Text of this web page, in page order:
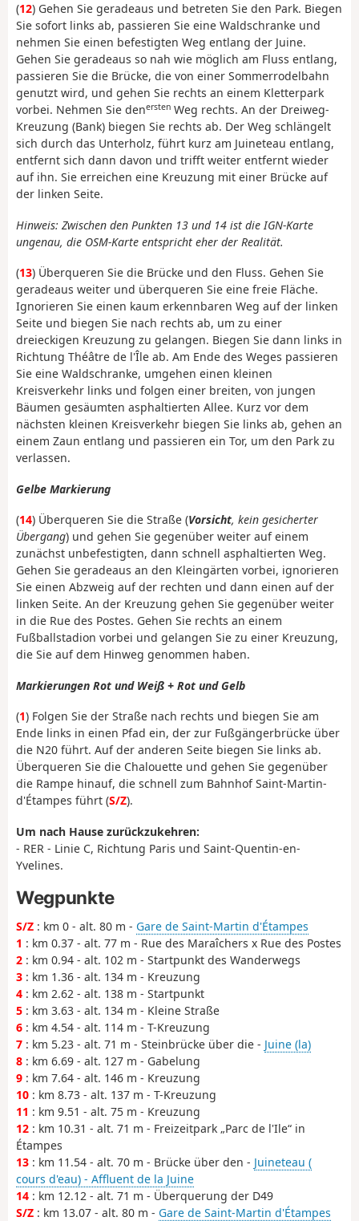
(12) Gehen Sie geradeaus und betreten Sie den Park. Biegen
Sie sofort links ab, passieren Sie eine Waldschranke und
nehmen Sie einen befestigten Weg entlang der Juine.
Gehen Sie geradeaus so nah wie möglich am Fluss entlang,
passieren Sie die Brücke, die von einer Sommerrodelbahn
genutzt wird, und gehen Sie rechts an einem Kletterpark
vorbei. Nehmen Sie denersten Weg rechts. An der Dreiweg-
Kreuzung (Bank) biegen Sie rechts ab. Der Weg schlängelt
sich durch das Unterholz, führt kurz am Juineteau entlang,
entfernt sich dann davon und trifft weiter entfernt wieder
auf ihn. Sie erreichen eine Kreuzung mit einer Brücke auf
der linken Seite.
Hinweis: Zwischen den Punkten 13 und 14 ist die IGN-Karte
ungenau, die OSM-Karte entspricht eher der Realität.
(13) Überqueren Sie die Brücke und den Fluss. Gehen Sie
geradeaus weiter und überqueren Sie eine freie Fläche.
Ignorieren Sie einen kaum erkennbaren Weg auf der linken
Seite und biegen Sie nach rechts ab, um zu einer
dreieckigen Kreuzung zu gelangen. Biegen Sie dann links in
Richtung Théâtre de l'Île ab. Am Ende des Weges passieren
Sie eine Waldschranke, umgehen einen kleinen
Kreisverkehr links und folgen einer breiten, von jungen
Bäumen gesäumten asphaltierten Allee. Kurz vor dem
nächsten kleinen Kreisverkehr biegen Sie links ab, gehen an
einem Zaun entlang und passieren ein Tor, um den Park zu
verlassen.
Gelbe Markierung
(14) Überqueren Sie die Straße (Vorsicht, kein gesicherter
Übergang) und gehen Sie gegenüber weiter auf einem
zunächst unbefestigten, dann schnell asphaltierten Weg.
Gehen Sie geradeaus an den Kleingärten vorbei, ignorieren
Sie einen Abzweig auf der rechten und dann einen auf der
linken Seite. An der Kreuzung gehen Sie gegenüber weiter
in die Rue des Postes. Gehen Sie rechts an einem
Fußballstadion vorbei und gelangen Sie zu einer Kreuzung,
die Sie auf dem Hinweg genommen haben.
Markierungen Rot und Weiß + Rot und Gelb
(1) Folgen Sie der Straße nach rechts und biegen Sie am
Ende links in einen Pfad ein, der zur Fußgängerbrücke über
die N20 führt. Auf der anderen Seite biegen Sie links ab.
Überqueren Sie die Chalouette und gehen Sie gegenüber
die Rampe hinauf, die schnell zum Bahnhof Saint-Martin-
d'Étampes führt (S/Z).
Um nach Hause zurückzukehren:
- RER - Linie C, Richtung Paris und Saint-Quentin-en-
Yvelines.
Wegpunkte
S/Z : km 0 - alt. 80 m - Gare de Saint-Martin d'Étampes
1 : km 0.37 - alt. 77 m - Rue des Maraîchers x Rue des Postes
2 : km 0.94 - alt. 102 m - Startpunkt des Wanderwegs
3 : km 1.36 - alt. 134 m - Kreuzung
4 : km 2.62 - alt. 138 m - Startpunkt
5 : km 3.63 - alt. 134 m - Kleine Straße
6 : km 4.54 - alt. 114 m - T-Kreuzung
7 : km 5.23 - alt. 71 m - Steinbrücke über die - Juine (la)
8 : km 6.69 - alt. 127 m - Gabelung
9 : km 7.64 - alt. 146 m - Kreuzung
10 : km 8.73 - alt. 137 m - T-Kreuzung
11 : km 9.51 - alt. 75 m - Kreuzung
12 : km 10.31 - alt. 71 m - Freizeitpark „Parc de l'Ile“ in
Étampes
13 : km 11.54 - alt. 70 m - Brücke über den - Juineteau (
cours d'eau) - Affluent de la Juine
14 : km 12.12 - alt. 71 m - Überquerung der D49
S/Z : km 13.07 - alt. 80 m - Gare de Saint-Martin d'Étampes